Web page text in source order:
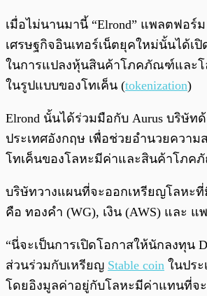
เมื่อไม่นานมานี้ “Elrond” แพลตฟอร์ม
เศรษฐกิจอินเทอร์เน็ตยุคใหม่นั้นได้เ
ในการแปลงหุ้นสินค้าโภคภัณฑ์และโ
ในรูปแบบของโทเค็น (tokenization)
Elrond นั้นได้ร่วมมือกับ Aurus บริษัท
ประเทศอังกฤษ เพื่อช่วยอำนวยความ
โทเค็นของโลหะมีค่าและสินค้าโภค
บริษัทวางแผนที่จะออกเหรียญโลหะ
คือ ทองคำ (WG), เงิน (AWS) และ แ
“นี่จะเป็นการเปิดโอกาสให้นักลงทุน
ส่วนร่วมกับเหรียญ Stable coin ในปร
โดยอิงมูลค่าอยู่กับโลหะมีค่าแทนที่จะ